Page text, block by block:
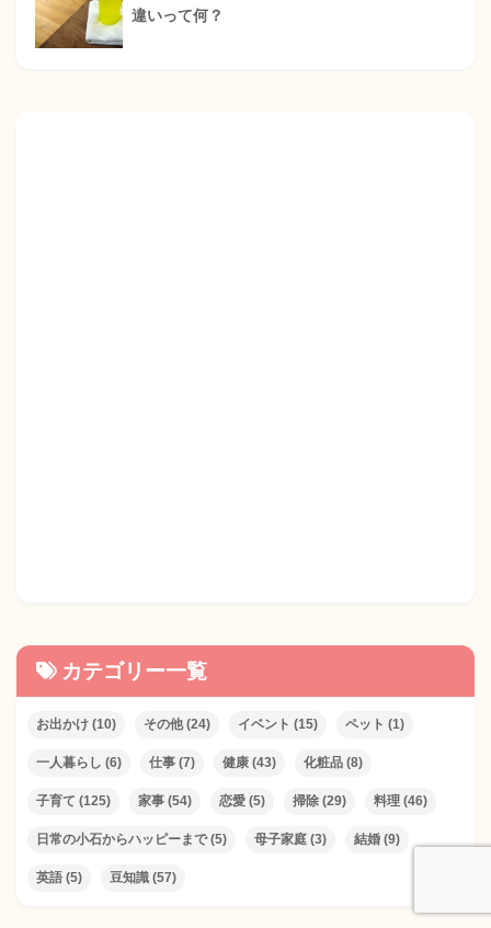
違いって何？
カテゴリー一覧
お出かけ (10) その他(24) イベント (15) ペット (1)
一人暮らし (6) 仕事 (7) 健康 (43) 化粧品 (8)
子育て (125) 家事 (54) 恋愛 (5) 掃除 (29) 料理 (46)
日常の小石からハッピーまで(5) 母子家庭 (3) 結婚 (9)
英語 (5) 豆知識 (57)